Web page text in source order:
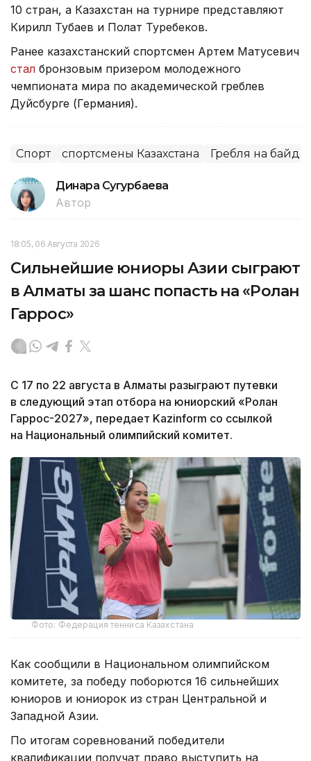
10 стран, а Казахстан на турнире представляют
Кирилл Тубаев и Полат Туребеков.
Ранее казахстанский спортсмен Артем Матусевич
стал бронзовым призером молодежного
чемпионата мира по академической греблев
Дуйсбурге (Германия).
Спорт спортсмены Казахстана Гребля на
Динара Сугурбаева
Автор
18:05, 06 Августа 2026
Сильнейшие юниоры Азии сыграют
в Алматы за шанс попасть на «Ролан
Гаррос»
С 17 по 22 августа в Алматы разыграют путевки
в следующий этап отбора на юниорский «Ролан
Гаррос-2027», передает Kazinform со ссылкой
на Национальный олимпийский комитет.
Фото: Федерация тенниса Казахстана
Как сообщили в Национальном олимпийском
комитете, за победу поборются 16 сильнейших
юниоров и юниорок из стран Центральной и
Западной Азии.
По итогам соревнований победители
квалификации получат право выступить на